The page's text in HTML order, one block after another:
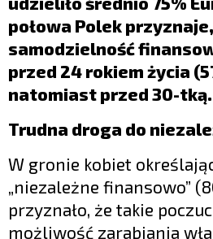
połowa Polek
samodzielność
przed 24 rokiem życia
natomiast przed 30-tką.
Trudna droga do
W gronie kobiet
„niezależne finansowo”
przyznało, że takie
możliwość zarabiania